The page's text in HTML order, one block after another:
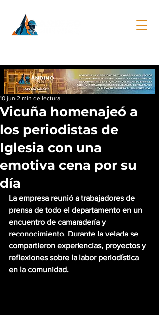
Vicuña homenajeó a
los periodistas de
Iglesia con una
emotiva cena por su
día
10 jun 2 min de lectura
La empresa reunió a trabajadores de
prensa de todo el departamento en un
encuentro de camaradería y
reconocimiento. Durante la velada se
compartieron experiencias, proyectos y
reflexiones sobre la labor periodística
en la comunidad.